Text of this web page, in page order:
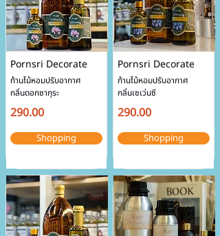
Pornsri Decorate
ก้านไม้หอมปรับอากาศ
กลิ่นดอกซากุระ
290.00
Shopping
Pornsri Decorate
ก้านไม้หอมปรับอากาศ
กลิ่นเซเว่นซี​
290.00
Shopping